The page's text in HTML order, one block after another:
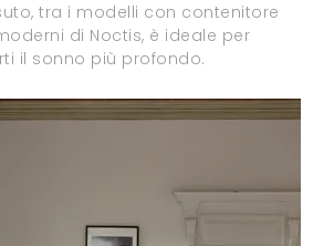
tra i modelli con contenitore
di Noctis, è ideale per
il sonno più profondo.